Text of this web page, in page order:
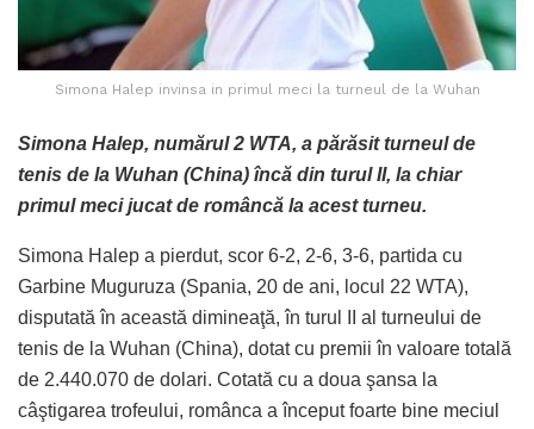
Simona Halep invinsa in primul meci la turneul de la Wuhan
Simona Halep, numărul 2 WTA, a părăsit turneul de
tenis de la Wuhan (China) încă din turul II, la chiar
primul meci jucat de româncă la acest turneu.
Simona Halep a pierdut, scor 6-2, 2-6, 3-6, partida cu
Garbine Muguruza (Spania, 20 de ani, locul 22 WTA),
disputată în această dimineaţă, în turul II al turneului de
tenis de la Wuhan (China), dotat cu premii în valoare totală
de 2.440.070 de dolari. Cotată cu a doua şansa la
câştigarea trofeului, românca a început foarte bine meciul